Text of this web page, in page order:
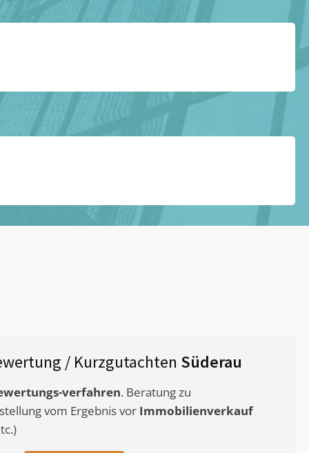
/ Kurzgutachten Süderau
verfahren. Beratung zu
vom Ergebnis vor Immobilienverkauf